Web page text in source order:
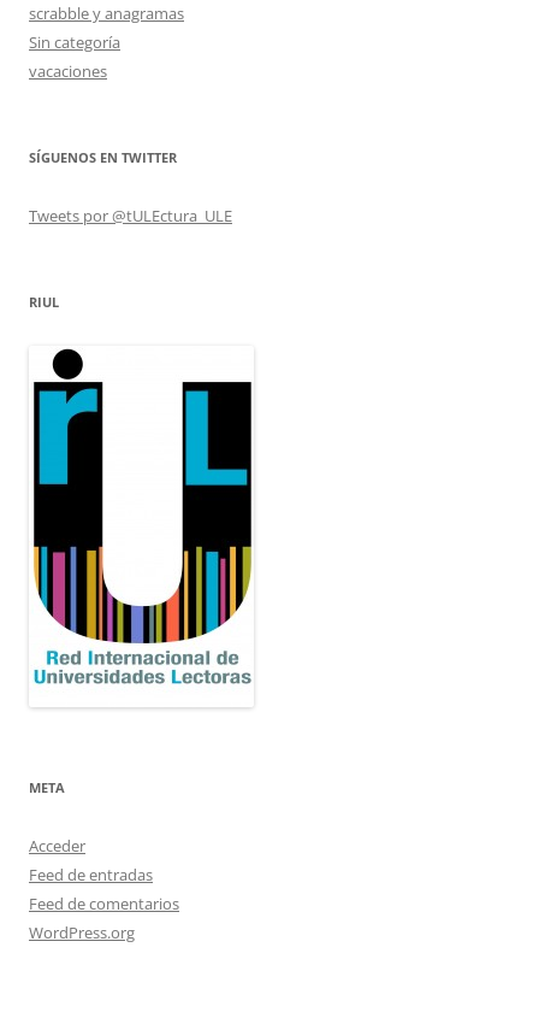
scrabble y anagramas
Sin categoría
vacaciones
SÍGUENOS EN TWITTER
Tweets por @tULEctura_ULE
RIUL
META
Acceder
Feed de entradas
Feed de comentarios
WordPress.org